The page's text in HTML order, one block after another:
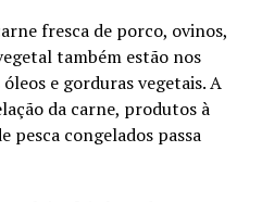
fresca de porco, ovinos,
também estão nos
e gorduras vegetais. A
da carne, produtos à
pesca congelados passa